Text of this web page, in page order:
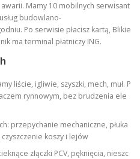
Mamy 10 mobilnych serwisant
budowlano-
Po serwisie płacisz kartą, Blikie
ma terminal płatniczy ING.
liście, igliwie, szyszki, mech, muł. P
rynnowym, bez brudzenia ele
przepychanie mechaniczne, płuka
koszy i lejów
złączki PCV, pęknięcia, nieszc